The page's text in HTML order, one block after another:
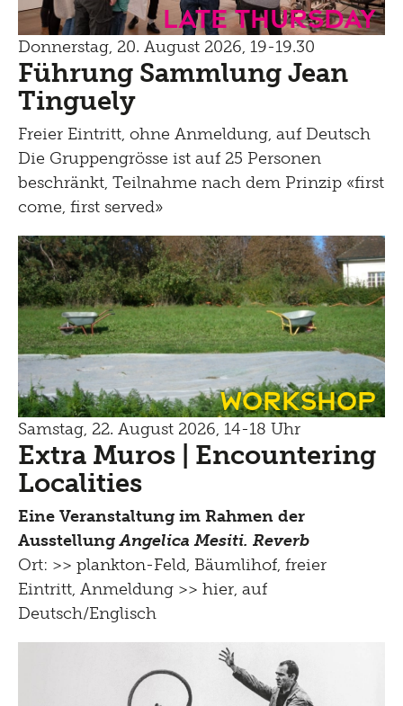
Late Thursday
Donnerstag, 20. August 2026, 19-19.30
Führung Sammlung Jean
Tinguely
Freier Eintritt, ohne Anmeldung, auf Deutsch
Die Gruppengrösse ist auf 25 Personen
beschränkt, Teilnahme nach dem Prinzip «first
come, first served»
Workshop
Samstag, 22. August 2026, 14-18 Uhr
Extra Muros | Encountering
Localities
Eine Veranstaltung im Rahmen der
AusstellungAngelica Mesiti. Reverb
Ort: >> plankton-Feld, Bäumlihof, freier
Eintritt, Anmeldung >> hier, auf
Deutsch/Englisch